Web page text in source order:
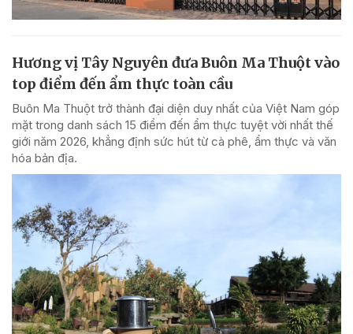
Hương vị Tây Nguyên đưa Buôn Ma Thuột vào
top điểm đến ẩm thực toàn cầu
Buôn Ma Thuột trở thành đại diện duy nhất của Việt Nam góp
mặt trong danh sách 15 điểm đến ẩm thực tuyệt vời nhất thế
giới năm 2026, khẳng định sức hút từ cà phê, ẩm thực và văn
hóa bản địa.